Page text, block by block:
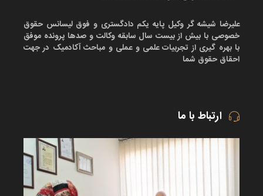
علیرضا شیشه گر وکیل پایه یکم دادگستری و فوق لیسانس حقوق
خصوصی با بیش از بیست سال سابقه وکالت و صدها پرونده موفق
با بهره گیری از تجربیات علمی و عملی و مباحث آکادمیک در جهت
احقاق حقوق شما
ارتباط با ما